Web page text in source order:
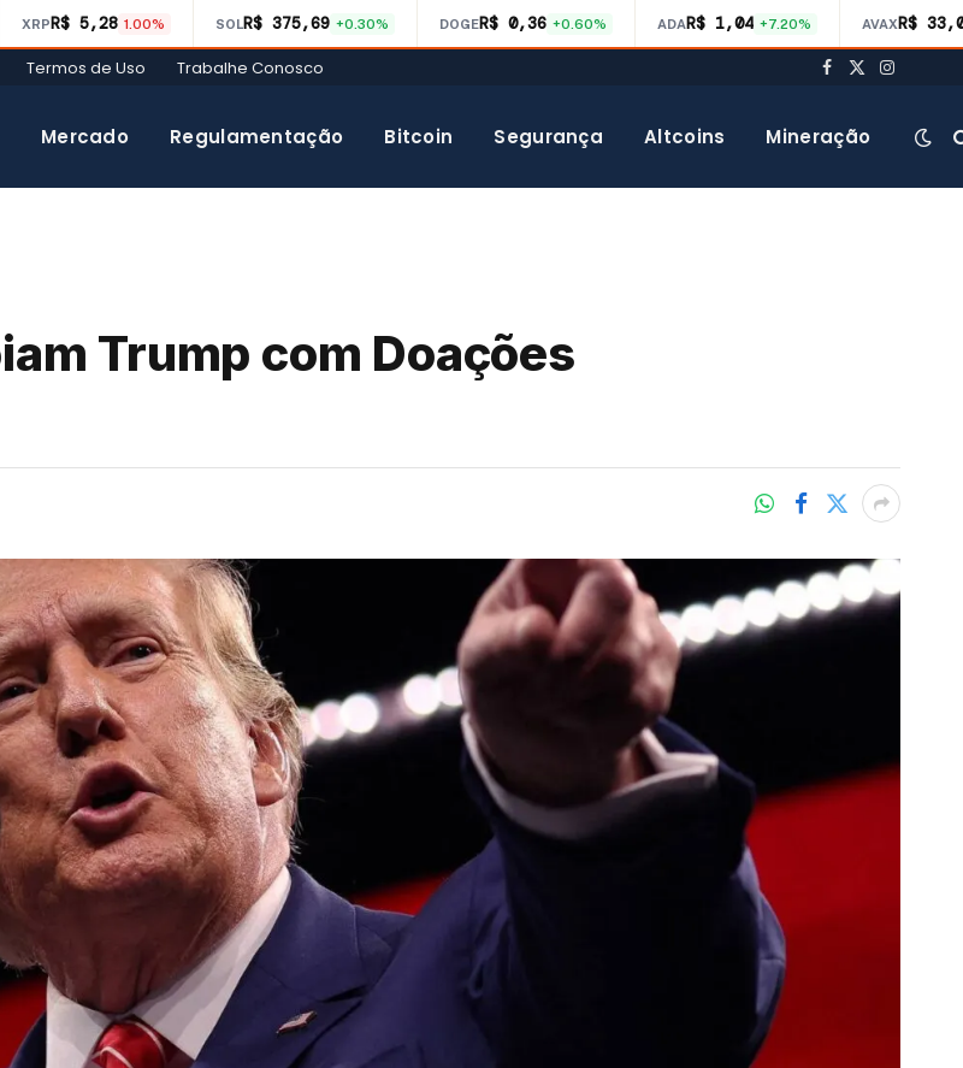
XRPR$ 5,28 1.00% SOLR$ 375,69 +0.30% DOGER$ 0,36 +0.60% ADAR$ 1,04 +7.20% AVAXR$
Termos de Uso Trabalhe Conosco Facebook
X
Mercado Regulamentação Bitcoin Segurança Altcoins Mineração
Trump com Doações